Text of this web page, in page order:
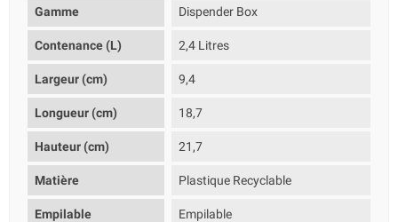
Gamme Dispender Box
Contenance (L) 2,4 Litres
Largeur (cm) 9,4
Longueur (cm) 18,7
Hauteur (cm) 21,7
Matière Plastique Recyclable
Empilable Empilable